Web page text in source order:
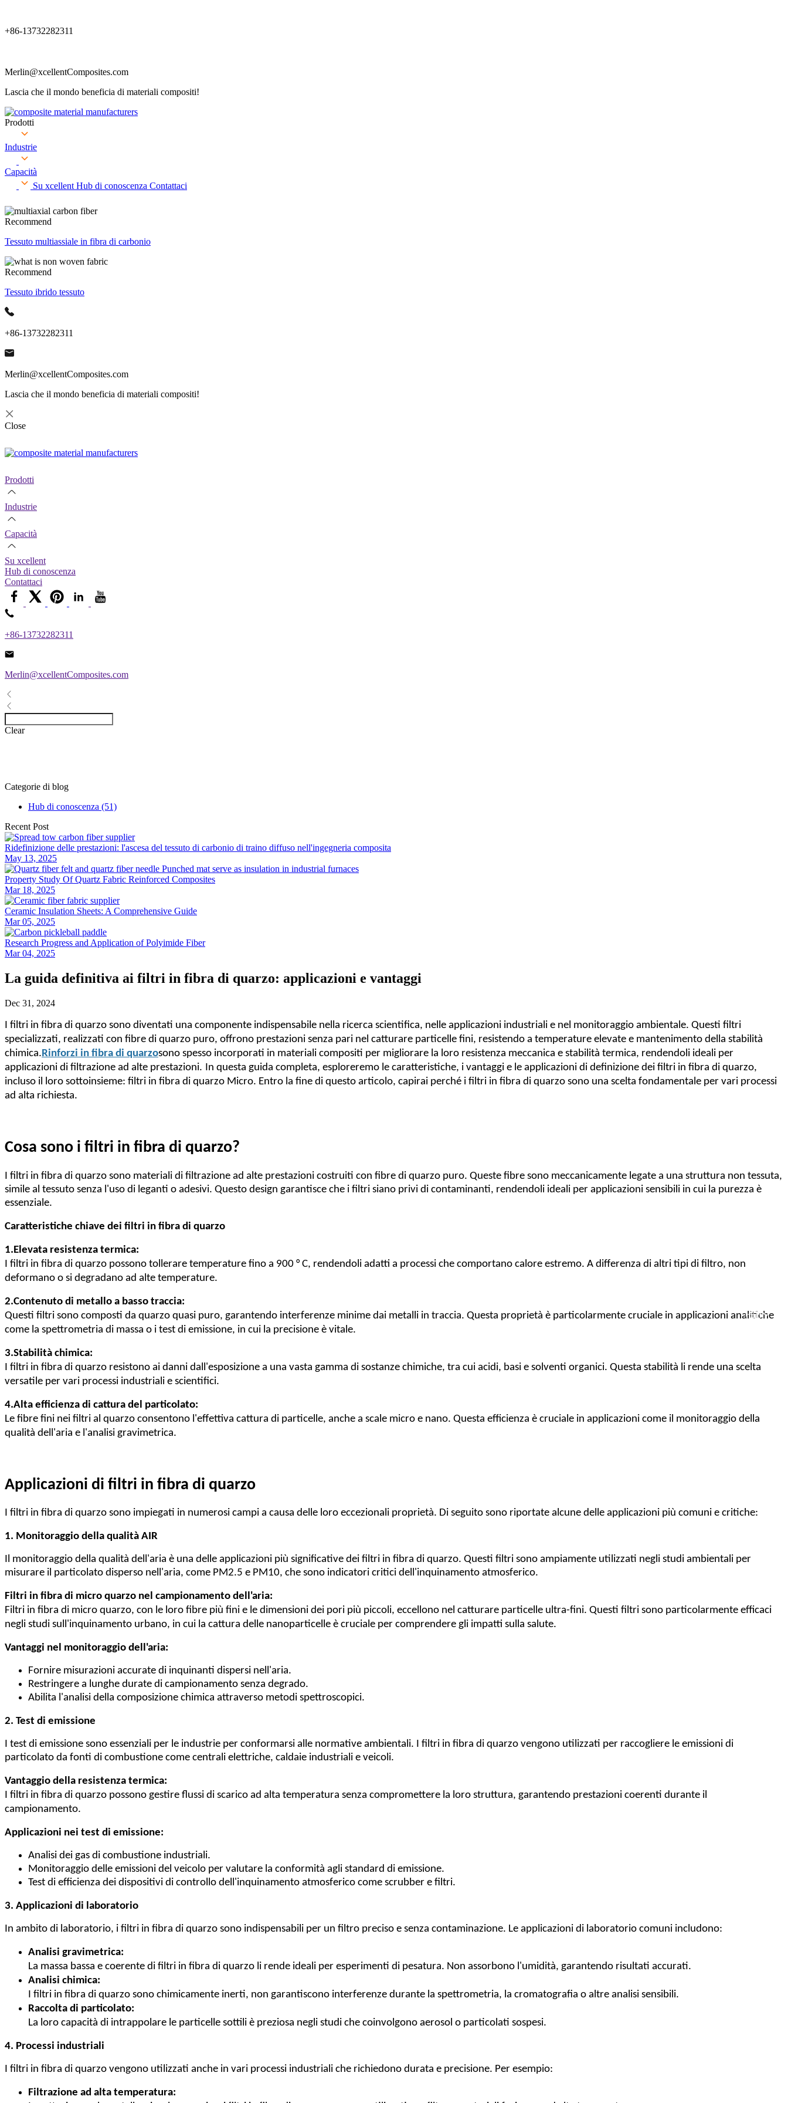
+86-13732282311
Merlin@xcellentComposites.com
Lascia che il mondo beneficia di materiali compositi!
Prodotti
Industrie
Capacità
Su xcellent Hub di conoscenza Contattaci
Recommend
Tessuto multiassiale in fibra di carbonio
Recommend
Tessuto ibrido tessuto
+86-13732282311
Merlin@xcellentComposites.com
Lascia che il mondo beneficia di materiali compositi!
Close
Prodotti
Industrie
Capacità
Su xcellent
Hub di conoscenza
Contattaci
+86-13732282311
Merlin@xcellentComposites.com
Clear
Categorie di blog
Hub di conoscenza (51)
Recent Post
Ridefinizione delle prestazioni: l'ascesa del tessuto di carbonio di traino diffuso nell'ingegneria composita
May 13, 2025
Property Study Of Quartz Fabric Reinforced Composites
Mar 18, 2025
Ceramic Insulation Sheets: A Comprehensive Guide
Mar 05, 2025
Research Progress and Application of Polyimide Fiber
Mar 04, 2025
La guida definitiva ai filtri in fibra di quarzo: applicazioni e vantaggi
Dec 31, 2024
I filtri in fibra di quarzo sono diventati una componente indispensabile nella ricerca scientifica, nelle applicazioni industriali e nel monitoraggio ambientale. Questi filtri
specializzati, realizzati con fibre di quarzo puro, offrono prestazioni senza pari nel catturare particelle fini, resistendo a temperature elevate e mantenimento della stabilità
chimica.Rinforzi in fibra di quarzosono spesso incorporati in materiali compositi per migliorare la loro resistenza meccanica e stabilità termica, rendendoli ideali per
applicazioni di filtrazione ad alte prestazioni. In questa guida completa, esploreremo le caratteristiche, i vantaggi e le applicazioni di definizione dei filtri in fibra di quarzo,
incluso il loro sottoinsieme: filtri in fibra di quarzo Micro. Entro la fine di questo articolo, capirai perché i filtri in fibra di quarzo sono una scelta fondamentale per vari processi
ad alta richiesta.
Cosa sono i filtri in fibra di quarzo?
I filtri in fibra di quarzo sono materiali di filtrazione ad alte prestazioni costruiti con fibre di quarzo puro. Queste fibre sono meccanicamente legate a una struttura non tessuta,
simile al tessuto senza l'uso di leganti o adesivi. Questo design garantisce che i filtri siano privi di contaminanti, rendendoli ideali per applicazioni sensibili in cui la purezza è
essenziale.
Caratteristiche chiave dei filtri in fibra di quarzo
1. Elevata resistenza termica:
I filtri in fibra di quarzo possono tollerare temperature fino a 900 ° C, rendendoli adatti a processi che comportano calore estremo. A differenza di altri tipi di filtro, non
deformano o si degradano ad alte temperature.
2.Contenuto di metallo a basso traccia:
Questi filtri sono composti da quarzo quasi puro, garantendo interferenze minime dai metalli in traccia. Questa proprietà è particolarmente cruciale in applicazioni analitiche
come la spettrometria di massa o i test di emissione, in cui la precisione è vitale.
3.Stabilità chimica:
I filtri in fibra di quarzo resistono ai danni dall'esposizione a una vasta gamma di sostanze chimiche, tra cui acidi, basi e solventi organici. Questa stabilità li rende una scelta
versatile per vari processi industriali e scientifici.
4.Alta efficienza di cattura del particolato:
Le fibre fini nei filtri al quarzo consentono l'effettiva cattura di particelle, anche a scale micro e nano. Questa efficienza è cruciale in applicazioni come il monitoraggio della
qualità dell'aria e l'analisi gravimetrica.
Applicazioni di filtri in fibra di quarzo
I filtri in fibra di quarzo sono impiegati in numerosi campi a causa delle loro eccezionali proprietà. Di seguito sono riportate alcune delle applicazioni più comuni e critiche:
1. Monitoraggio della qualità AIR
Il monitoraggio della qualità dell'aria è una delle applicazioni più significative dei filtri in fibra di quarzo. Questi filtri sono ampiamente utilizzati negli studi ambientali per
misurare il particolato disperso nell'aria, come PM2.5 e PM10, che sono indicatori critici dell'inquinamento atmosferico.
Filtri in fibra di micro quarzo nel campionamento dell'aria:
Filtri in fibra di micro quarzo, con le loro fibre più fini e le dimensioni dei pori più piccoli, eccellono nel catturare particelle ultra-fini. Questi filtri sono particolarmente efficaci
negli studi sull'inquinamento urbano, in cui la cattura delle nanoparticelle è cruciale per comprendere gli impatti sulla salute.
Vantaggi nel monitoraggio dell'aria:
Fornire misurazioni accurate di inquinanti dispersi nell'aria.
Restringere a lunghe durate di campionamento senza degrado.
Abilita l'analisi della composizione chimica attraverso metodi spettroscopici.
2. Test di emissione
I test di emissione sono essenziali per le industrie per conformarsi alle normative ambientali. I filtri in fibra di quarzo vengono utilizzati per raccogliere le emissioni di
particolato da fonti di combustione come centrali elettriche, caldaie industriali e veicoli.
Vantaggio della resistenza termica:
I filtri in fibra di quarzo possono gestire flussi di scarico ad alta temperatura senza compromettere la loro struttura, garantendo prestazioni coerenti durante il
campionamento.
Applicazioni nei test di emissione:
Analisi dei gas di combustione industriali.
Monitoraggio delle emissioni del veicolo per valutare la conformità agli standard di emissione.
Test di efficienza dei dispositivi di controllo dell'inquinamento atmosferico come scrubber e filtri.
3. Applicazioni di laboratorio
In ambito di laboratorio, i filtri in fibra di quarzo sono indispensabili per un filtro preciso e senza contaminazione. Le applicazioni di laboratorio comuni includono:
Analisi gravimetrica:
La massa bassa e coerente di filtri in fibra di quarzo li rende ideali per esperimenti di pesatura. Non assorbono l'umidità, garantendo risultati accurati.
Analisi chimica:
I filtri in fibra di quarzo sono chimicamente inerti, non garantiscono interferenze durante la spettrometria, la cromatografia o altre analisi sensibili.
Raccolta di particolato:
La loro capacità di intrappolare le particelle sottili è preziosa negli studi che coinvolgono aerosol o particolati sospesi.
4. Processi industriali
I filtri in fibra di quarzo vengono utilizzati anche in vari processi industriali che richiedono durata e precisione. Per esempio:
Filtrazione ad alta temperatura: